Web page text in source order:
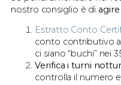
nostro consiglio è di
Estratto Conto
conto contributivo
ci siano “buchi” nei
Verifica i turni
controlla il numero